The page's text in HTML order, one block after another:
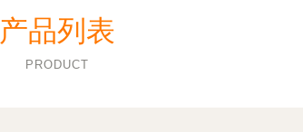
产品列表
PRODUCT